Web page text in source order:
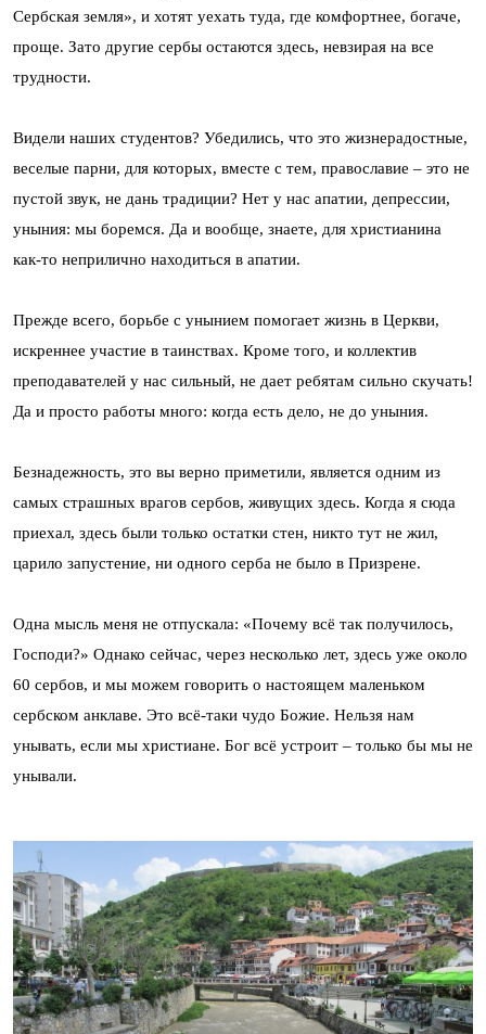
Сербская земля», и хотят уехать туда, где комфортнее, богаче,
проще. Зато другие сербы остаются здесь, невзирая на все
трудности.
Видели наших студентов? Убедились, что это жизнерадостные,
веселые парни, для которых, вместе с тем, православие – это не
пустой звук, не дань традиции? Нет у нас апатии, депрессии,
уныния: мы боремся. Да и вообще, знаете, для христианина
как-то неприлично находиться в апатии.
Прежде всего, борьбе с унынием помогает жизнь в Церкви,
искреннее участие в таинствах. Кроме того, и коллектив
преподавателей у нас сильный, не дает ребятам сильно скучать!
Да и просто работы много: когда есть дело, не до уныния.
Безнадежность, это вы верно приметили, является одним из
самых страшных врагов сербов, живущих здесь. Когда я сюда
приехал, здесь были только остатки стен, никто тут не жил,
царило запустение, ни одного серба не было в Призрене.
Одна мысль меня не отпускала: «Почему всё так получилось,
Господи?» Однако сейчас, через несколько лет, здесь уже около
60 сербов, и мы можем говорить о настоящем маленьком
сербском анклаве. Это всё-таки чудо Божие. Нельзя нам
унывать, если мы христиане. Бог всё устроит – только бы мы не
унывали.